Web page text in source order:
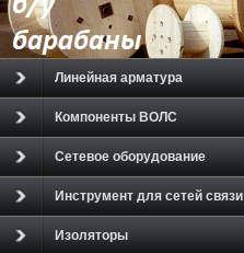
Линейная арматура
Компоненты ВОЛС
Сетевое оборудование
Инструмент для сетей связи
Изоляторы